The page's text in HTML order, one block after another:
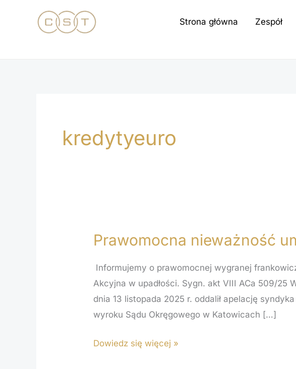
Strona główna Zespół
kredytyeuro
Prawomocna nieważność
Informujemy o prawomocnej wygranej
Akcyjna w upadłości. Sygn. akt VIII ACa 509/
dnia 13 listopada 2025 r. oddalił apelację
wyroku Sądu Okręgowego w Katowicach […]
Prawomocna
umowy
kredytowej
Getin
Noble
Dowiedz się więcej »